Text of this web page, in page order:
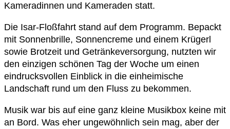
Kameradinnen und Kameraden statt.
Die Isar-Floßfahrt stand auf dem Programm. Bepackt
mit Sonnenbrille, Sonnencreme und einem Krügerl
sowie Brotzeit und Getränkeversorgung, nutzten wir
den einzigen schönen Tag der Woche um einen
eindrucksvollen Einblick in die einheimische
Landschaft rund um den Fluss zu bekommen.
Musik war bis auf eine ganz kleine Musikbox keine mit
an Bord. Was eher ungewöhnlich sein mag, aber der